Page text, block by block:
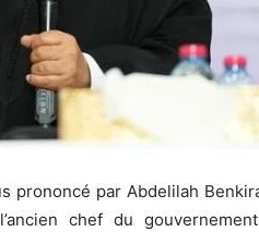
prononcé par Abdelilah
chef du